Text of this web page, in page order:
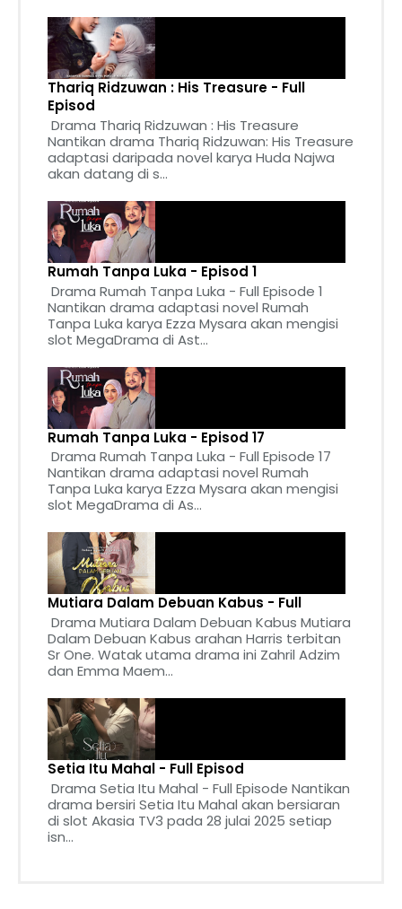
Thariq Ridzuwan : His Treasure - Full
Episod
Drama Thariq Ridzuwan : His Treasure
Nantikan drama Thariq Ridzuwan: His Treasure
adaptasi daripada novel karya Huda Najwa
akan datang di s...
Rumah Tanpa Luka - Episod 1
Drama Rumah Tanpa Luka - Full Episode 1
Nantikan drama adaptasi novel Rumah
Tanpa Luka karya Ezza Mysara akan mengisi
slot MegaDrama di Ast...
Rumah Tanpa Luka - Episod 17
Drama Rumah Tanpa Luka - Full Episode 17
Nantikan drama adaptasi novel Rumah
Tanpa Luka karya Ezza Mysara akan mengisi
slot MegaDrama di As...
Mutiara Dalam Debuan Kabus - Full
Drama Mutiara Dalam Debuan Kabus Mutiara
Dalam Debuan Kabus arahan Harris terbitan
Sr One. Watak utama drama ini Zahril Adzim
dan Emma Maem...
Setia Itu Mahal - Full Episod
Drama Setia Itu Mahal - Full Episode Nantikan
drama bersiri Setia Itu Mahal akan bersiaran
di slot Akasia TV3 pada 28 julai 2025 setiap
isn...